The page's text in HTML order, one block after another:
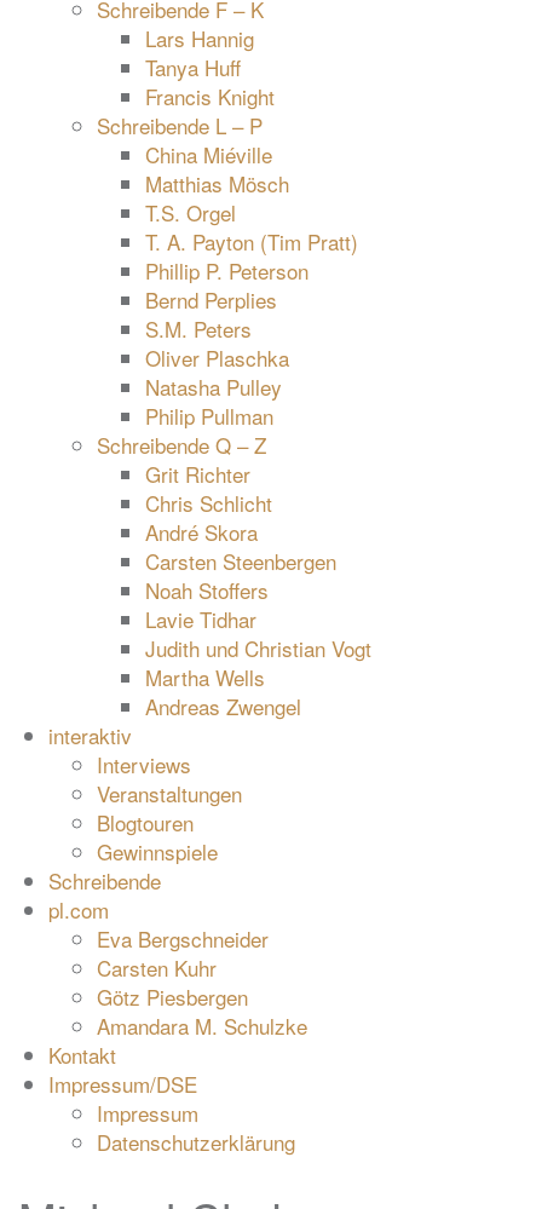
Schreibende F – K
Lars Hannig
Tanya Huff
Francis Knight
Schreibende L – P
China Miéville
Matthias Mösch
T.S. Orgel
T. A. Payton (Tim Pratt)
Phillip P. Peterson
Bernd Perplies
S.M. Peters
Oliver Plaschka
Natasha Pulley
Philip Pullman
Schreibende Q – Z
Grit Richter
Chris Schlicht
André Skora
Carsten Steenbergen
Noah Stoffers
Lavie Tidhar
Judith und Christian Vogt
Martha Wells
Andreas Zwengel
interaktiv
Interviews
Veranstaltungen
Blogtouren
Gewinnspiele
Schreibende
pl.com
Eva Bergschneider
Carsten Kuhr
Götz Piesbergen
Amandara M. Schulzke
Kontakt
Impressum/DSE
Impressum
Datenschutzerklärung